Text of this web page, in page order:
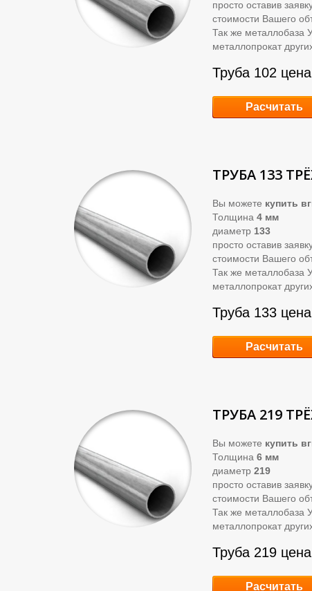
просто оставив
стоимости Вашего
Так же металлобаза
металлопрокат
Труба 102
Расчитать
ТРУБА 133
Вы можете купить
Толщина 4 мм
диаметр 133
просто оставив
стоимости Вашего
Так же металлобаза
металлопрокат
Труба 133
Расчитать
ТРУБА 219
Вы можете купить
Толщина 6 мм
диаметр 219
просто оставив
стоимости Вашего
Так же металлобаза
металлопрокат
Труба 219
Расчитать